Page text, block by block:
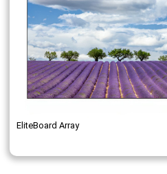
EliteBoard Array